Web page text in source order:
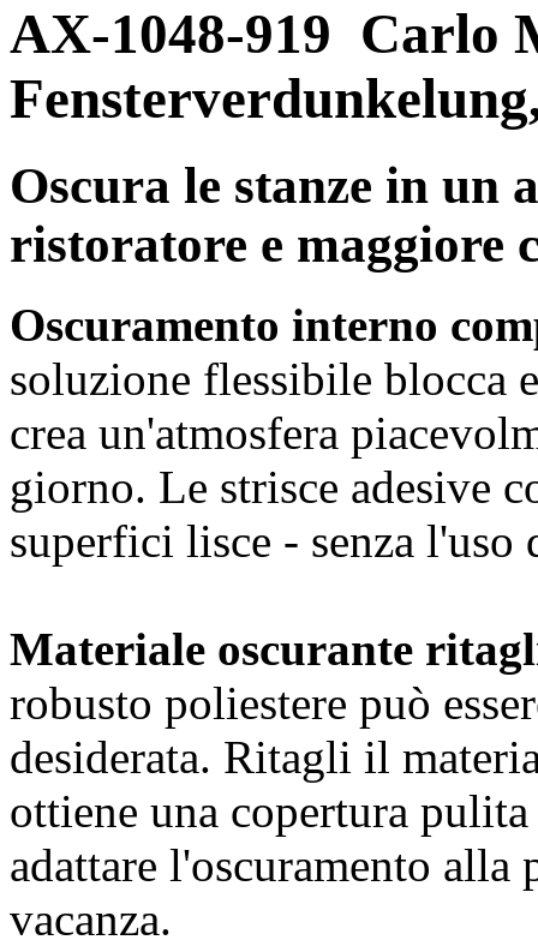
AX-1048-919 Carlo
Oscura le stanze in un
ristoratore e maggiore
Oscuramento interno
soluzione flessibile blocca
crea un'atmosfera
giorno. Le strisce adesive
superfici lisce - senza l'uso
Materiale oscurante
robusto poliestere può
desiderata. Ritagli il
ottiene una copertura
adattare l'oscuramento alla
vacanza.